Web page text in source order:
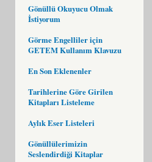
Gönüllü Okuyucu Olmak
İstiyorum
Görme Engelliler için
GETEM Kullanım Klavuzu
En Son Eklenenler
Tarihlerine Göre Girilen
Kitapları Listeleme
Aylık Eser Listeleri
Gönüllülerimizin
Seslendirdiği Kitaplar